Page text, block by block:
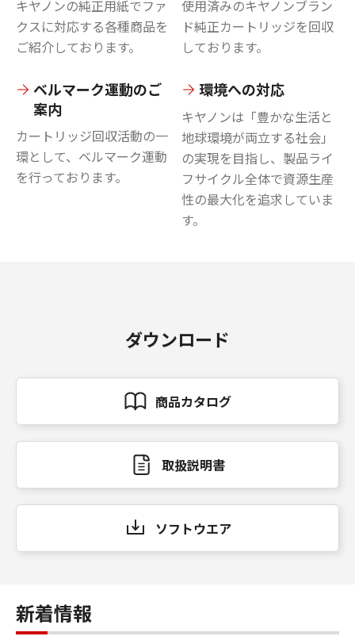
キヤノンの純正用紙でファ
クスに対応する各種商品を
ご紹介しております。
使用済みのキヤノンブラン
ド純正カートリッジを回収
しております。
ベルマーク運動のご
案内
カートリッジ回収活動の一
環として、ベルマーク運動
を行っております。
環境への対応
キヤノンは「豊かな生活と
地球環境が両立する社会」
の実現を目指し、製品ライ
フサイクル全体で資源生産
性の最大化を追求していま
す。
ダウンロード
商品カタログ
取扱説明書
ソフトウエア
新着情報